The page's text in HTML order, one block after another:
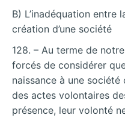
B) L’inadéquation entre
création d’une société
128. – Au terme de
forcés de considérer
naissance à une
des actes volontaires
présence, leur volonté